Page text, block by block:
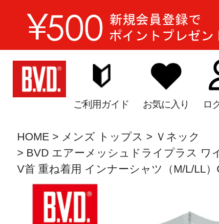
ご利用ガイド お気に入り ロ
HOME メンズ トップス
Ｖネック
BVD エアーメッシュドライプラス ワ
V首 重ね着用 インナーシャツ（M/L/LL）